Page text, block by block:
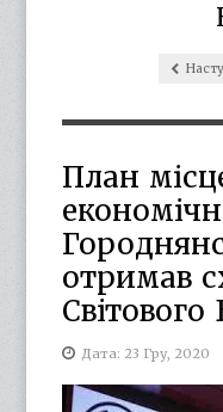
План
отримав
Дата: 23 Гру, 2020